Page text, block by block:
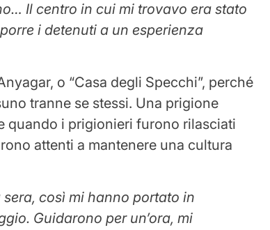
Il centro in cui mi trovavo era stato
i detenuti a un esperienza
o “Casa degli Specchi”, perché
tranne se stessi. Una prigione
quando i prigionieri furono rilasciati
attenti a mantenere una cultura
così mi hanno portato in
Guidarono per un’ora, mi